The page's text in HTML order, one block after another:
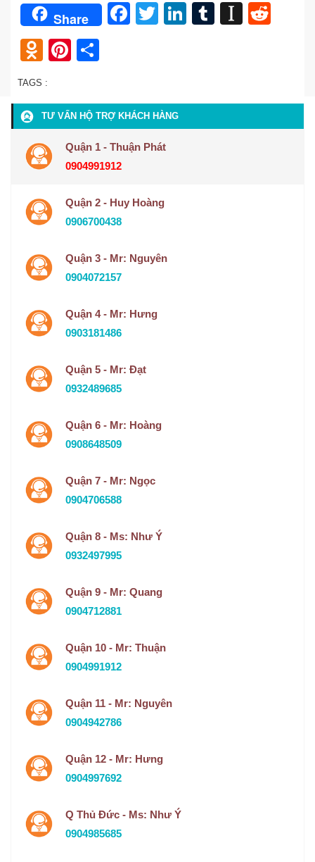
Share Facebook
TwitterLinkedIn
Tumblr
Odnoklassniki
Pinterest
TAGS :
TƯ VẤN HỘ TRỢ KHÁCH HÀNG
Quận 1 - Thuận Phát
0904991912
Quận 2 - Huy Hoàng
0906700438
Quận 3 - Mr: Nguyên
0904072157
Quận 4 - Mr: Hưng
0903181486
Quận 5 - Mr: Đạt
0932489685
Quận 6 - Mr: Hoàng
0908648509
Quận 7 - Mr: Ngọc
0904706588
Quận 8 - Ms: Như Ý
0932497995
Quận 9 - Mr: Quang
0904712881
Quận 10 - Mr: Thuận
0904991912
Quận 11 - Mr: Nguyên
0904942786
Quận 12 - Mr: Hưng
0904997692
Q Thủ Đức - Ms: Như Ý
0904985685